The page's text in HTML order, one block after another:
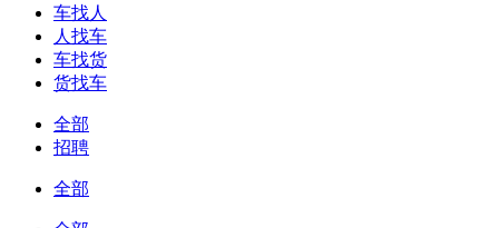
车找人
人找车
车找货
货找车
全部
招聘
全部